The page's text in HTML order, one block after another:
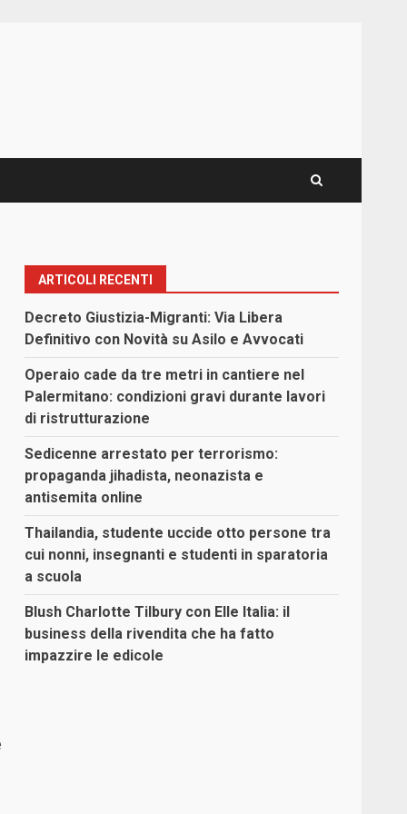
ARTICOLI RECENTI
Decreto Giustizia-Migranti: Via Libera
Definitivo con Novità su Asilo e Avvocati
Operaio cade da tre metri in cantiere nel
Palermitano: condizioni gravi durante lavori
di ristrutturazione
Sedicenne arrestato per terrorismo:
propaganda jihadista, neonazista e
antisemita online
Thailandia, studente uccide otto persone tra
cui nonni, insegnanti e studenti in sparatoria
a scuola
Blush Charlotte Tilbury con Elle Italia: il
business della rivendita che ha fatto
impazzire le edicole